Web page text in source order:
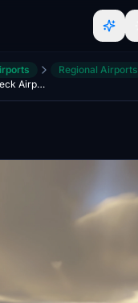
Regional Airports
EDKA - Aachen Merzbrueck Airport